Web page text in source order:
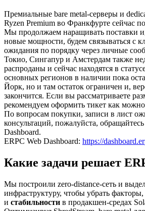
Премиальные bare metal-серверы и
Ryzen Premium во Франкфурте сейчас
Мы продолжаем наращивать поставки и,
новые мощности, будем связываться с
ожидания по порядку через личные
Токио, Сингапур и Амстердам также
распроданы и сейчас находятся в
основных регионов в наличии пока
Йорк, но и там остаток ограничен и,
закончится. Если вы рассматриваете
рекомендуем оформить тикет как
По вопросам покупки, записи в лист
консультаций, пожалуйста,
Dashboard.
ERPC Web Dashboard: https://
Какие задачи решает
Мы построили zero-distance-сеть и
инфраструктуру, чтобы убрать
и стабильности в продакшен-средах